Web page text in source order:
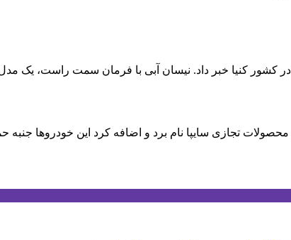
از عرضه ۳ محصول سایپا در کشور کنیا خبر داد. نیسان آبی با فرمان
تجازی سایپا نام برد و اضافه کرد این خودروها